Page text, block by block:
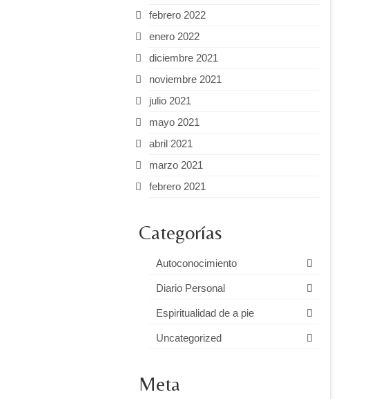
febrero 2022
enero 2022
diciembre 2021
noviembre 2021
julio 2021
mayo 2021
abril 2021
marzo 2021
febrero 2021
Categorías
Autoconocimiento
Diario Personal
Espiritualidad de a pie
Uncategorized
Meta